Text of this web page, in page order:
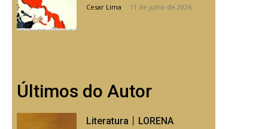
Cesar Lima - 11 de julho de 2026
Últimos do Autor
Literatura丨LORENA